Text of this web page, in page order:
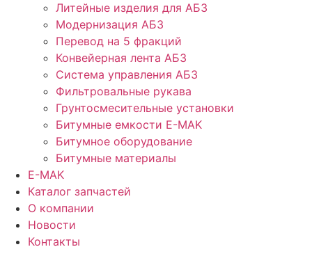
Литейные изделия для АБЗ
Модернизация АБЗ
Перевод на 5 фракций
Конвейерная лента АБЗ
Система управления АБЗ
Фильтровальные рукава
Грунтосмесительные установки
Битумные емкости E-MAK
Битумное оборудование
Битумные материалы
E-MAK
Каталог запчастей
О компании
Новости
Контакты